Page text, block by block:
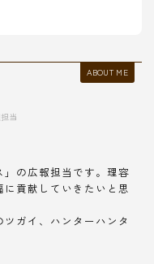
ABOUT ME
当
の広報担当です。理容
貢献していきたいと思
ガイ、ハンターハンタ